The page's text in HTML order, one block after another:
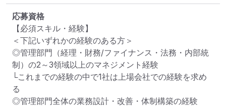
応募資格
【必須スキル・経験】
＜下記いずれかの経験のある方＞
◎管理部門（経理・財務/ファイナンス・法務・内部統
制）の2～3領域以上のマネジメント経験
└これまでの経験の中で1社は上場会社での経験を求め
る
◎管理部門全体の業務設計・改善・体制構築の経験